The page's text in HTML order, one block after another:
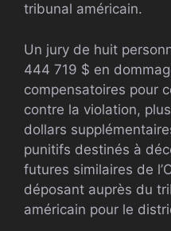
tribunal américain.
Un jury de huit
444 719 $ en
compensatoires pour
contre la violation,
dollars
punitifs destinés à
futures similaires de
déposant auprès du
américain pour le